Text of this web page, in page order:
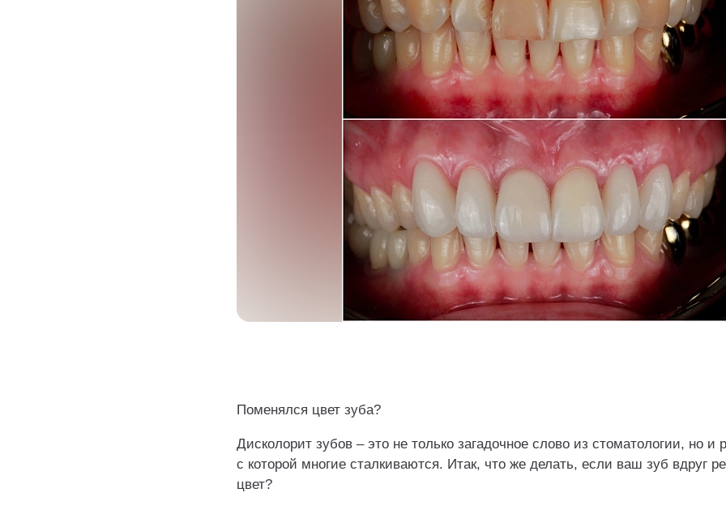
Поменялся цвет зуба?
Дисколорит зубов – это не только загадочное слово из стоматологии, но и
с которой многие сталкиваются. Итак, что же делать, если ваш зуб вдруг
цвет?